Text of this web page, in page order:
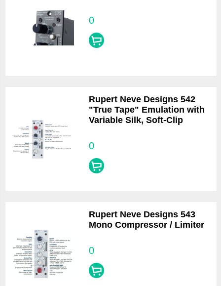
0
Rupert Neve Designs 542
"True Tape" Emulation with
Variable Silk, Soft-Clip
0
Rupert Neve Designs 543
Mono Compressor / Limiter
0